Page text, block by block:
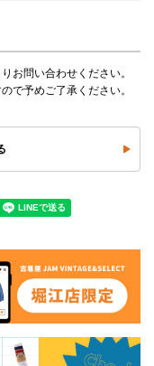
お問い合わせください。
で予めご了承ください。